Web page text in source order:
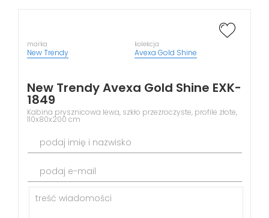
marka
New Trendy
kolekcja
Avexa Gold Shine
New Trendy Avexa Gold Shine EXK-
1849
Kabina prysznicowa lewa, szkło przezroczyste, profile złote,
110x80x200 cm
podaj imię i nazwisko
podaj e-mail